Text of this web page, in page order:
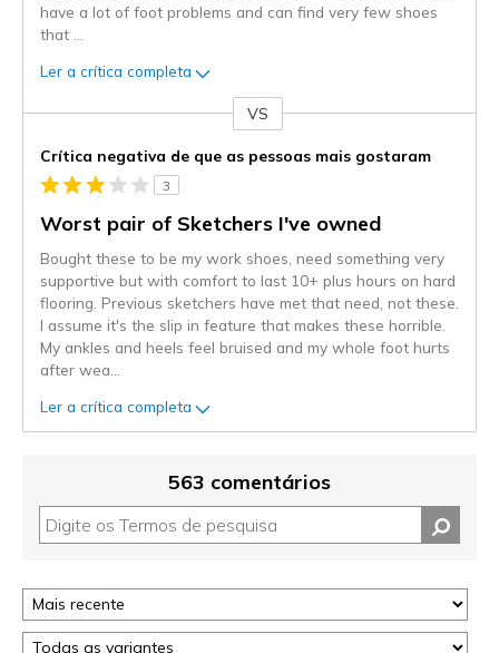
have a lot of foot problems and can find very few shoes
that
Ler a crítica completa
VS
Crítica negativa de que as pessoas mais gostaram
3
Worst pair of Sketchers I've owned
Bought these to be my work shoes, need something very
supportive but with comfort to last 10+ plus hours on hard
flooring. Previous sketchers have met that need, not these.
I assume it's the slip in feature that makes these horrible.
My ankles and heels feel bruised and my whole foot hurts
after wea
Ler a crítica completa
563 comentários